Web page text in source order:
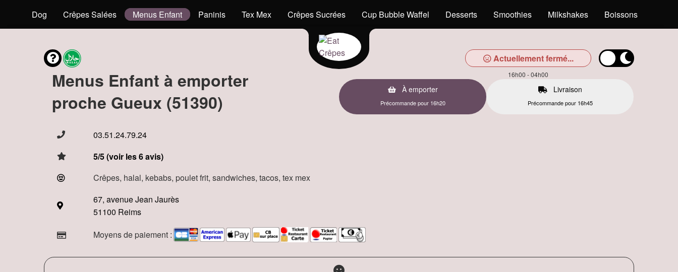
Hot Dog Crêpes Salées Menus Enfant Paninis Tex Mex Crêpes Sucrées Cup Bubble Waffel Desserts Smoothies Milkshakes Boissons
Actuellement fermé...
16h00 - 04h00
Menus Enfant à emporter
proche Gueux (51390)
À emporter
Précommande pour 16h20
Livraison
Précommande pour 16h45
03.51.24.79.24
5/5 (voir les 6 avis)
Crêpes, halal, kebabs, poulet frit, sandwiches, tacos, tex mex
67, avenue Jean Jaurès
51100 Reims
Moyens de paiement :